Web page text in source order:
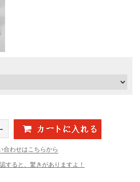
合わせはこちらから
すると、驚きがありますよ！